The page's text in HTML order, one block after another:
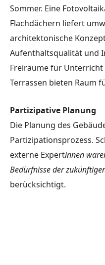
Sommer. Eine
Flachdächern liefert
architektonische
Aufenthaltsqualität und
Freiräume für
Terrassen bieten Raum
Partizipative Planung
Die Planung des
Partizipationsprozess.
externe Expertinnen
Bedürfnisse der
berücksichtigt.